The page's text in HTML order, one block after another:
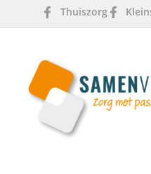
Thuiszorg